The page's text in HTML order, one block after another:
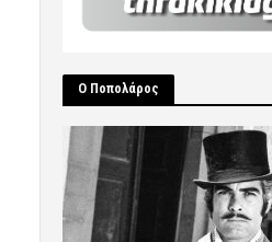
Ο Ποπολάρος